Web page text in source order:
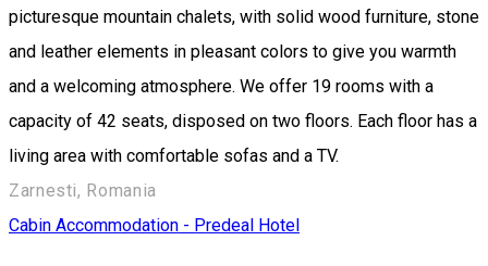
picturesque mountain chalets, with solid wood furniture, stone
and leather elements in pleasant colors to give you warmth
and a welcoming atmosphere. We offer 19 rooms with a
capacity of 42 seats, disposed on two floors. Each floor has a
living area with comfortable sofas and a TV.
Zarnesti, Romania
Cabin Accommodation - Predeal Hotel